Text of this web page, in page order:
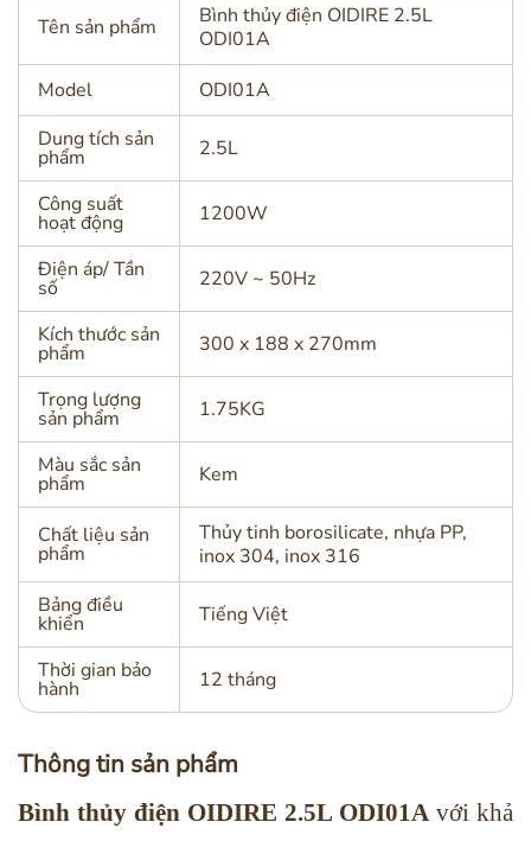
Thông tin sản phẩm
Bình thủy điện OIDIRE 2.5L ODI01A với khả
Tên sản phẩm
Bình thủy điện OIDIRE 2.5L
ODI01A
Model
ODI01A
Dung tích sản
phẩm 2.5L
Công suất
hoạt động 1200W
Điện áp/ Tần
số 220V ~ 50Hz
Kích thước sản
phẩm 300 x 188 x 270mm
Trọng lượng
sản phẩm 1.75KG
Màu sắc sản
phẩm Kem
Chất liệu sản
phẩm
Thủy tinh borosilicate, nhựa PP,
inox 304, inox 316
Bảng điều
khiển Tiếng Việt
Thời gian bảo
hành 12 tháng